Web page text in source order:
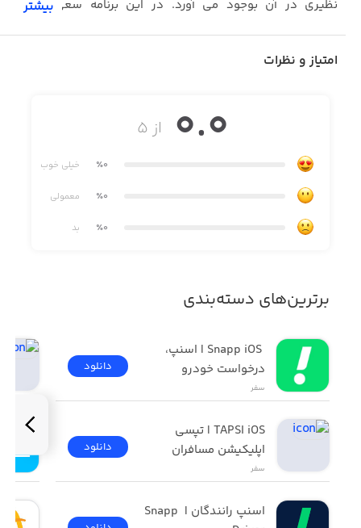
نظیری در آن بوجود می آورد. در این برنامه سعی شده
بیشتر
امتیاز و نظرات
از ۵ 0.0
٪0 خیلی خوب
٪0 معمولی
٪0 بد
برترین‌های دسته‌بندی
درخواست خودرو
سفر
دانلود
اپلیکیشن مسافران
سفر
دانلود
اسنپ رانندگان | Snapp